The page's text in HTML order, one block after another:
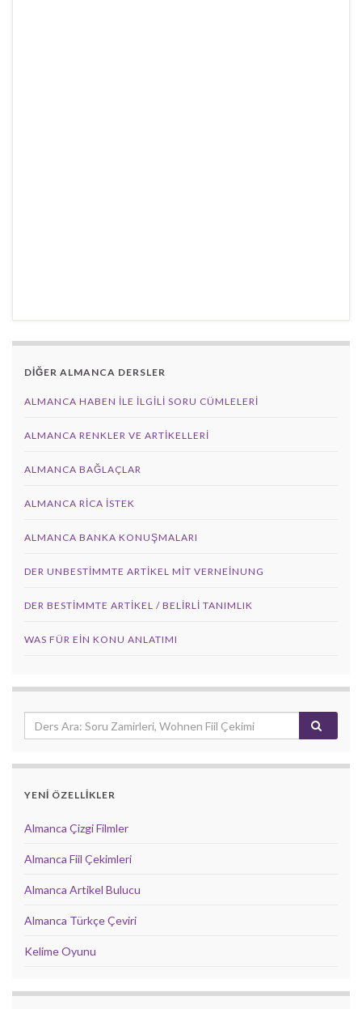
DİĞER ALMANCA DERSLER
ALMANCA HABEN İLE İLGILI SORU CÜMLELERI
ALMANCA RENKLER VE ARTIKELLERI
ALMANCA BAĞLAÇLAR
ALMANCA RICA İSTEK
ALMANCA BANKA KONUŞMALARI
DER UNBESTIMMTE ARTIKEL MIT VERNEINUNG
DER BESTIMMTE ARTIKEL / BELIRLI TANIMLIK
WAS FÜR EIN KONU ANLATIMI
YENİ ÖZELLİKLER
Almanca Çizgi Filmler
Almanca Fiil Çekimleri
Almanca Artikel Bulucu
Almanca Türkçe Çeviri
Kelime Oyunu